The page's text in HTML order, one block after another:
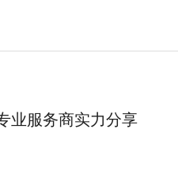
业服务商实力分享